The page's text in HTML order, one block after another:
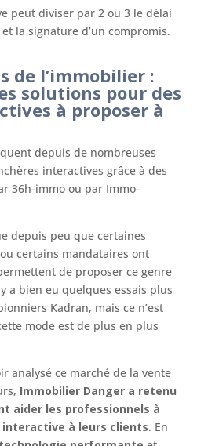
peut diviser par 2 ou 3 le délai
la signature d’un compromis.
de l’immobilier :
solutions pour des
à proposer à
depuis de nombreuses
interactives grâce à des
36h-immo ou par Immo-
depuis peu que certaines
certains mandataires ont
de proposer ce genre
a bien eu quelques essais plus
Kadran, mais ce n’est
mode est de plus en plus
analysé ce marché de la vente
Immobilier Danger a retenu
aider les professionnels à
à leurs clients. En